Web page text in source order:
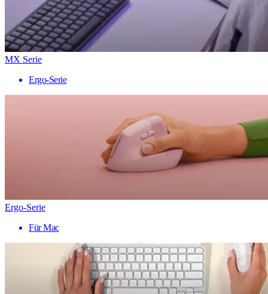
MX Serie
Ergo-Serie
Ergo-Serie
Für Mac